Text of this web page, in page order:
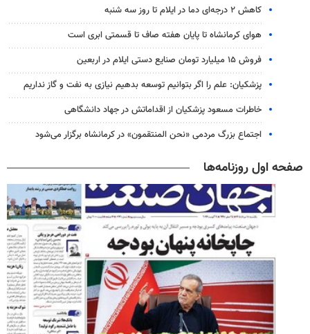
کاهش ۲ درجه‌ای دما در ایلام تا روز سه شنبه
هوای کرمانشاه تا پایان هفته صاف تا قسمتی ابری است
فروش ۱۵ میلیارد تومان صنایع دستی ایلام در اربعین
پزشکیان: علم را اگر بتوانیم توسعه بدهیم نیازی به نفت و گاز نداریم
خاطرات مسعود پزشکیان از اقداماتش در جهاد دانشگاهی
اجتماع بزرگ مردمی «نحن المنتقمون» در کرمانشاه برگزار می‌شود
صفحه اول روزنامه‌ها